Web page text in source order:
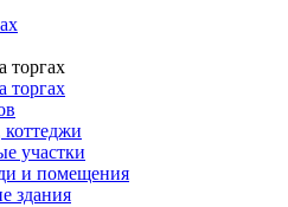
торгах
торгах
коттеджи
участки
и помещения
здания